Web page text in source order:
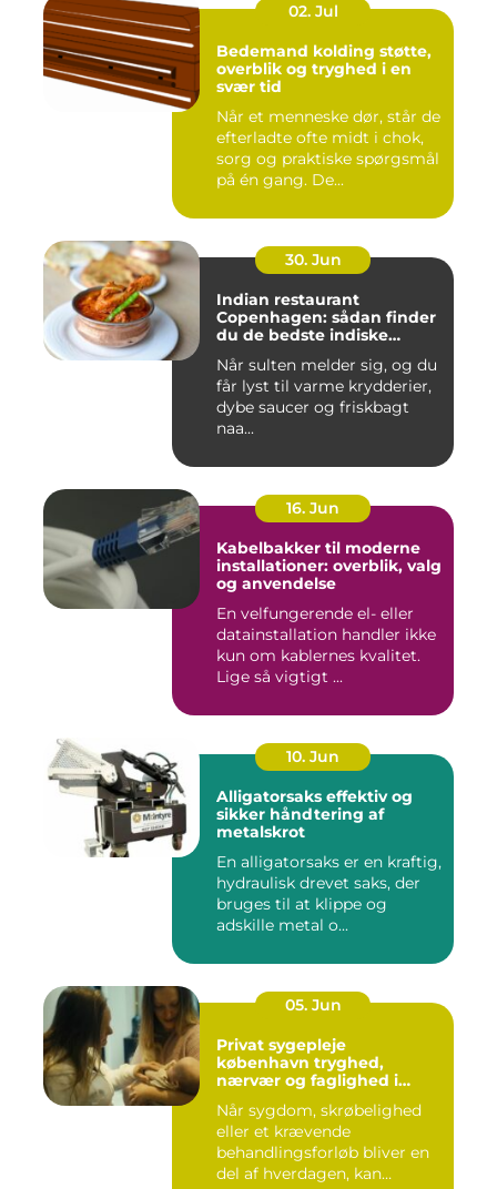
02. Jul
Bedemand kolding støtte,
overblik og tryghed i en
svær tid
Når et menneske dør, står de
efterladte ofte midt i chok,
sorg og praktiske spørgsmål
på én gang. De...
30. Jun
Indian restaurant
Copenhagen: sådan finder
du de bedste indiske
Når sulten melder sig, og du
får lyst til varme krydderier,
dybe saucer og friskbagt
naa...
16. Jun
Kabelbakker til moderne
installationer: overblik, valg
og anvendelse
En velfungerende el- eller
datainstallation handler ikke
kun om kablernes kvalitet.
Lige så vigtigt ...
10. Jun
Alligatorsaks effektiv og
sikker håndtering af
metalskrot
En alligatorsaks er en kraftig,
hydraulisk drevet saks, der
bruges til at klippe og
adskille metal o...
05. Jun
Privat sygepleje
københavn tryghed,
nærvær og faglighed i
Når sygdom, skrøbelighed
eller et krævende
behandlingsforløb bliver en
del af hverdagen, kan